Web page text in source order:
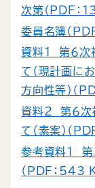
次第（PDF：
委員名簿（
資料１ 第６次
て（現計画に
方向性等）（
資料２ 第６
て（素案）（
参考資料１
（PDF：543